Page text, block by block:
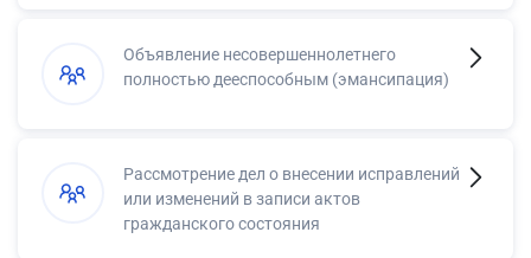
Объявление несовершеннолетнего
полностью дееспособным (эмансипация)
Рассмотрение дел о внесении исправлений
или изменений в записи актов
гражданского состояния